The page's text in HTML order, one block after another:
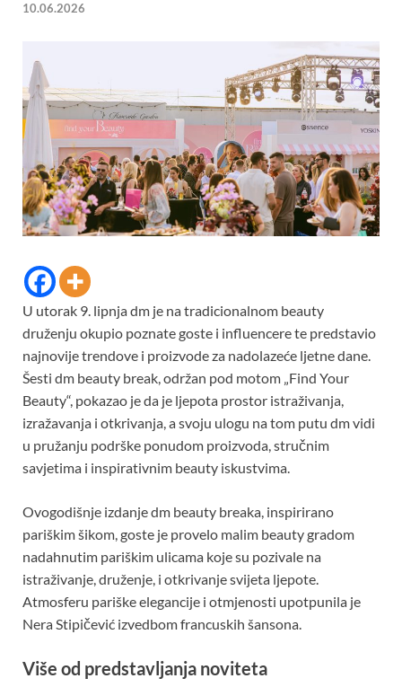
10.06.2026
U utorak 9. lipnja dm je na tradicionalnom beauty
druženju okupio poznate goste i influencere te predstavio
najnovije trendove i proizvode za nadolazeće ljetne dane.
Šesti dm beauty break, održan pod motom „Find Your
Beauty“, pokazao je da je ljepota prostor istraživanja,
izražavanja i otkrivanja, a svoju ulogu na tom putu dm vidi
u pružanju podrške ponudom proizvoda, stručnim
savjetima i inspirativnim beauty iskustvima.
Ovogodišnje izdanje dm beauty breaka, inspirirano
pariškim šikom, goste je provelo malim beauty gradom
nadahnutim pariškim ulicama koje su pozivale na
istraživanje, druženje, i otkrivanje svijeta ljepote.
Atmosferu pariške elegancije i otmjenosti upotpunila je
Nera Stipičević izvedbom francuskih šansona.
Više od predstavljanja noviteta